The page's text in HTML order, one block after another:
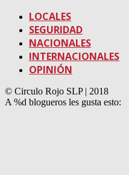
LOCALES
SEGURIDAD
NACIONALES
INTERNACIONALES
OPINIÓN
© Circulo Rojo SLP | 2018
A %d blogueros les gusta esto: